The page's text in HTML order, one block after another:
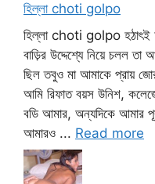
হিল্লা choti golpo
হিল্লা choti golpo হঠাৎই
বাড়ির উদ্দেশ্যে নিয়ে চলল
ছিল তবুও মা আমাকে প্রায়
আমি রিফাত বয়স উনিশ,
বডি আমার, অন্যদিকে আমার
আমারও ... Read more